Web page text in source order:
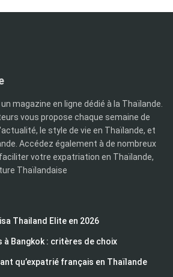
magazine en ligne dédié à la Thaïlande.
vous propose chaque semaine de
le style de vie en Thaïlande, et
Accédez également à de nombreux
votre expatriation en Thaïlande,
Thaïlandaise
Thailand Elite en 2026
Bangkok : critères de choix
qu’expatrié français en Thaïlande